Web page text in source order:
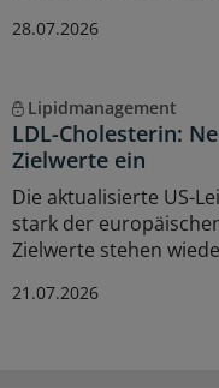
28.07.2026
Lipidmanagement
LDL-Cholesterin:
Zielwerte ein
Die aktualisierte US-
stark der
Zielwerte stehen
21.07.2026